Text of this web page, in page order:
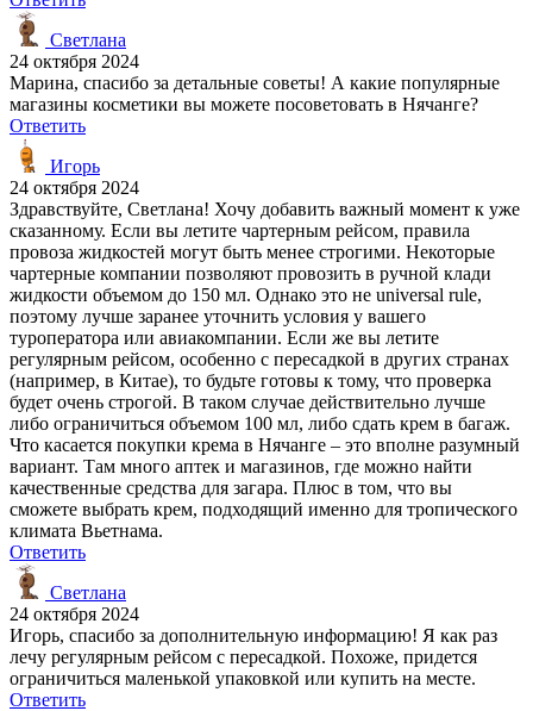
Светлана
24 октября 2024
Марина, спасибо за детальные советы! А какие популярные
магазины косметики вы можете посоветовать в Нячанге?
Ответить
Игорь
24 октября 2024
Здравствуйте, Светлана! Хочу добавить важный момент к уже
сказанному. Если вы летите чартерным рейсом, правила
провоза жидкостей могут быть менее строгими. Некоторые
чартерные компании позволяют провозить в ручной клади
жидкости объемом до 150 мл. Однако это не universal rule,
поэтому лучше заранее уточнить условия у вашего
туроператора или авиакомпании. Если же вы летите
регулярным рейсом, особенно с пересадкой в других странах
(например, в Китае), то будьте готовы к тому, что проверка
будет очень строгой. В таком случае действительно лучше
либо ограничиться объемом 100 мл, либо сдать крем в багаж.
Что касается покупки крема в Нячанге – это вполне разумный
вариант. Там много аптек и магазинов, где можно найти
качественные средства для загара. Плюс в том, что вы
сможете выбрать крем, подходящий именно для тропического
климата Вьетнама.
Ответить
Светлана
24 октября 2024
Игорь, спасибо за дополнительную информацию! Я как раз
лечу регулярным рейсом с пересадкой. Похоже, придется
ограничиться маленькой упаковкой или купить на месте.
Ответить